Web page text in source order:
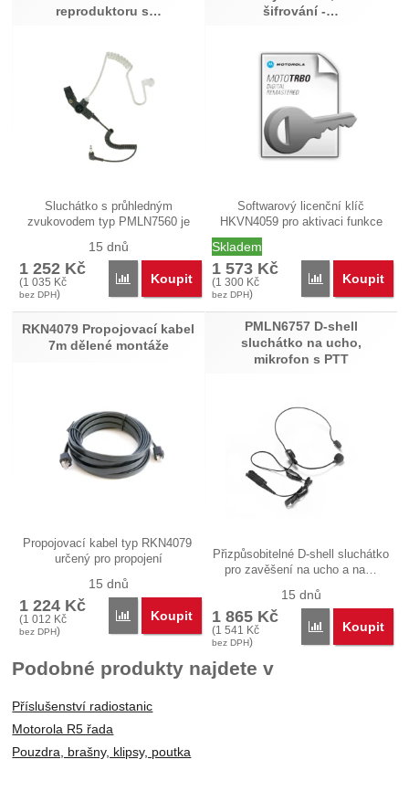
reproduktoru s…
Sluchátko s průhledným
zvukovodem typ PMLN7560 je
15 dnů
1 252 Kč
(1 035 Kč
bez DPH)
Porovnat
Koupit
šifrování -…
Softwarový licenční klíč
HKVN4059 pro aktivaci funkce
Skladem
1 573 Kč
(1 300 Kč
bez DPH)
Porovnat
Koupit
RKN4079 Propojovací kabel
7m dělené montáže
Propojovací kabel typ RKN4079
určený pro propojení
15 dnů
1 224 Kč
(1 012 Kč
bez DPH)
Porovnat
Koupit
PMLN6757 D-shell
sluchátko na ucho,
mikrofon s PTT
Přizpůsobitelné D-shell sluchátko
pro zavěšení na ucho a na…
15 dnů
1 865 Kč
(1 541 Kč
bez DPH)
Porovnat
Koupit
Podobné produkty najdete v
Příslušenství radiostanic
Motorola R5 řada
Pouzdra, brašny, klipsy, poutka